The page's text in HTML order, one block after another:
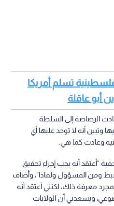
تسلم أمريكا
أبو عاقلة
الرصاصة إلى السلطة
وتبين أنه لا توجد عليها أي
وعادت كما هي.
"أعتقد أنه يجب إجراء تحقيق
ومن المسؤول ولماذا"، وأضاف
معرفة ذلك، لكنني أعتقد أنه
ويسعدني أن الولايات